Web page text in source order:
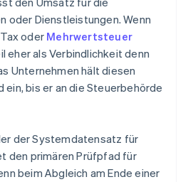
oder Dienstleistungen. Wenn
oder Mehrwertsteuer
eher als Verbindlichkeit denn
Unternehmen hält diesen
bis er an die Steuerbehörde
der Systemdatensatz für
den primären Prüfpfad für
beim Abgleich am Ende einer